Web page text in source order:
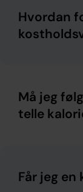
Hvordan
Må jeg
telle
Får jeg